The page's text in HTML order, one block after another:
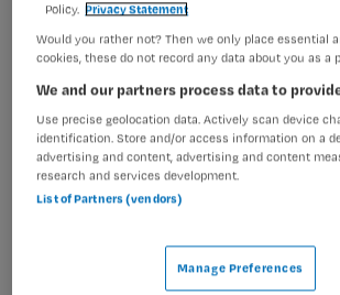
Want bij GGZ Rivierduinen verdiep je je
alleen in de medische vraagstukken of
Maar ook tijdens gesprekken met
organisatie. En bovenal verdiep je je in
Want zij kiezen zelf voor de
En daarmee werk je zelf iedere dag aan
verdieping van jouw eigen kennis en
Policy. Privacy Statement
Would you rather not? Then we only place essential
cookies, these do not record any data about you as a
We and our partners process data to
Use precise geolocation data. Actively scan device
identification. Store and/or access information on a
advertising and content, advertising and content
research and services development.
List of Partners (vendors)
Manage Preferences